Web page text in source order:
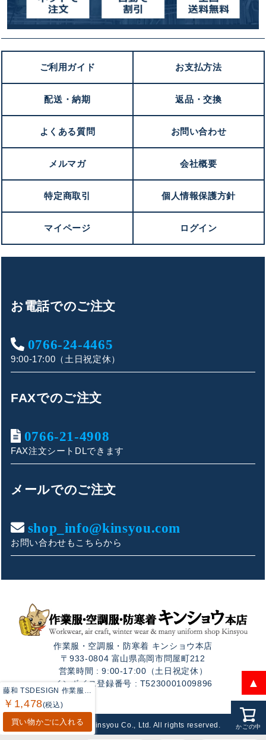
キンショウお問い合わせサポート
こんにちは！
お買い物やお問い合わせ相談のサポートをさせていただい
ご質問内容をお選びください。
🦺 購入前によくあるご質問
🛒 購入後によくあるご質問
❓ その他のご質問
ご利用ガイド お支払方法
配送・納期 返品・交換
よくある質問 お問い合わせ
メルマガ 会社概要
特定商取引 個人情報保護方針
マイページ ログイン
お電話でのご注文
0766-24-4465
9:00-17:00（土日祝定休）
FAXでのご注文
0766-21-4908
FAX注文シートDLできます
メールでのご注文
shop_info@kinsyou.com
お問い合わせもこちらから
作業服・空調服・防寒着 キンショウ本店
〒933-0804 富山県高岡市問屋町212
営業時間 : 9:00-17:00（土日祝定休）
インボイス登録番号 : T5230001009896
Copyright © Kinsyou Co., Ltd. All rights reserved.
▲
かごの中
藤和 TSDESIGN 作業服 84294 レッグウォーマー M-L 作業服 作業着
￥1,478(税込)
買い物かごに入れる